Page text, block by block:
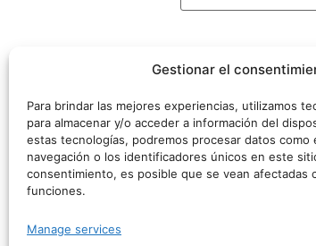
Gestionar el
Para brindar las mejores experiencias, utilizamos
para almacenar y/o acceder a información del
estas tecnologías, podremos procesar datos como
navegación o los identificadores únicos en este
consentimiento, es posible que se vean afectadas
funciones.
Manage services